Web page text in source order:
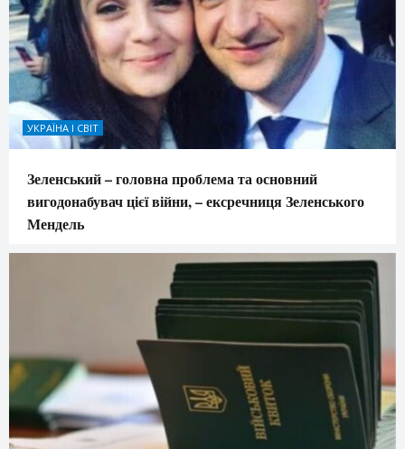
УКРАЇНА І СВІТ
Зеленський – головна проблема та основний
вигодонабувач цієї війни, – ексречниця Зеленського
Мендель